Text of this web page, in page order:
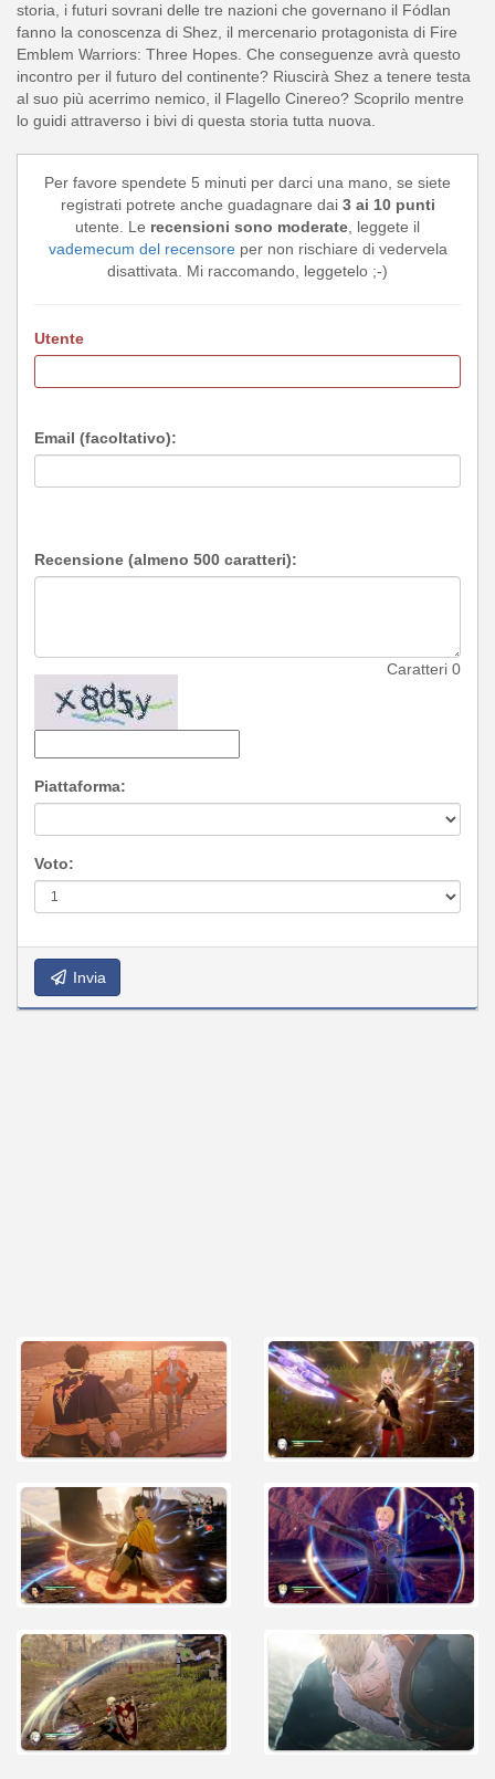
storia, i futuri sovrani delle tre nazioni che governano il Fódlan
fanno la conoscenza di Shez, il mercenario protagonista di Fire
Emblem Warriors: Three Hopes. Che conseguenze avrà questo
incontro per il futuro del continente? Riuscirà Shez a tenere testa
al suo più acerrimo nemico, il Flagello Cinereo? Scoprilo mentre
lo guidi attraverso i bivi di questa storia tutta nuova.
Per favore spendete 5 minuti per darci una mano, se siete
registrati potrete anche guadagnare dai 3 ai 10 punti
utente. Le recensioni sono moderate, leggete il
vademecum del recensoreper non rischiare di vedervela
disattivata. Mi raccomando, leggetelo ;-)
Utente
Email (facoltativo):
Recensione (almeno 500 caratteri):
Caratteri 0
Piattaforma:
Voto:
Invia